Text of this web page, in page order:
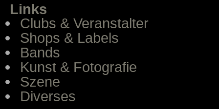
Links
Clubs & Veranstalter
Shops & Labels
Bands
Kunst & Fotografie
Szene
Diverses